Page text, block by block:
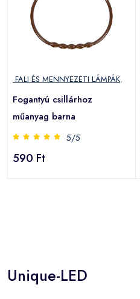
FALI ÉS MENNYEZETI LÁMPÁK,
Fogantyú csillárhoz
műanyag barna
5/5
590 Ft
Unique-LED